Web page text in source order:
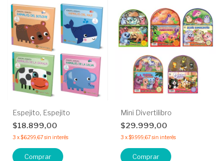
Espejito, Espejito
$18.899,00
3 x$6.299,67sin interés
Comprar
Mini Divertilibro
$29.999,00
3 x$9.999,67sin interés
Comprar